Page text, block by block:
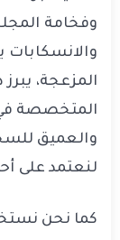
وفخامة
والانسكابات
المزعجة،
المتخصصة في
والعميق
لنعتمد على
كما نحن